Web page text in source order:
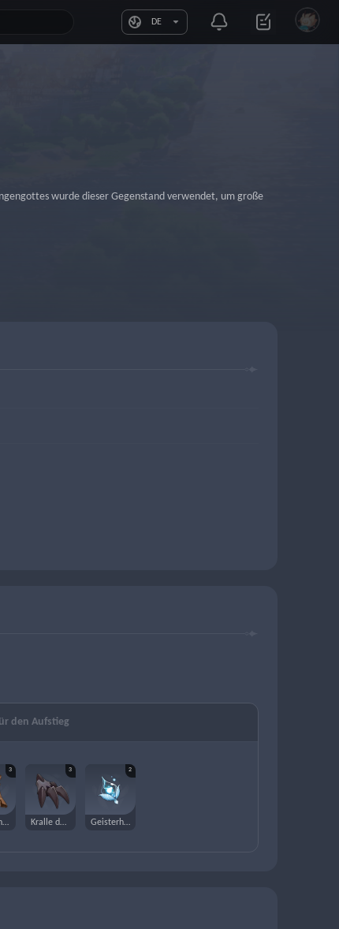
DE
wurde dieser Gegenstand verwendet, um große
den Aufstieg
3
Korallenzweig eines fernen Meeres
3
Kralle der versteckten Monster
2
Geisterhülle